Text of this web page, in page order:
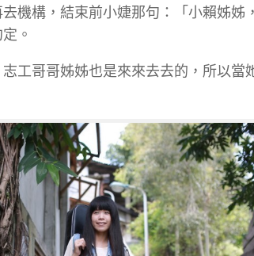
機構，結束前小婕那句：「小賴姊姊
。
工哥哥姊姊也是來來去去的，所以當